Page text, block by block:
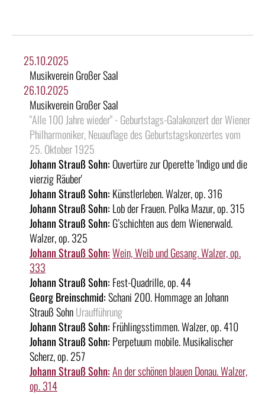
25.10.2025
Musikverein Großer Saal
26.10.2025
Musikverein Großer Saal
"Alle 100 Jahre wieder" - Geburtstags-Galakonzert der Wiener
Philharmoniker, Neuauflage des Geburtstagskonzertes vom
25. Oktober 1925
Johann Strauß Sohn: Ouvertüre zur Operette 'Indigo und die
vierzig Räuber'
Johann Strauß Sohn: Künstlerleben. Walzer, op. 316
Johann Strauß Sohn: Lob der Frauen. Polka Mazur, op. 315
Johann Strauß Sohn: G’schichten aus dem Wienerwald.
Walzer, op. 325
Johann Strauß Sohn:Wein, Weib und Gesang. Walzer, op.
333
Johann Strauß Sohn: Fest-Quadrille, op. 44
Georg Breinschmid:Schani 200. Hommage an Johann
Strauß SohnUraufführung
Johann Strauß Sohn: Frühlingsstimmen. Walzer, op. 410
Johann Strauß Sohn: Perpetuum mobile. Musikalischer
Scherz, op. 257
Johann Strauß Sohn:An der schönen blauen Donau. Walzer,
op. 314